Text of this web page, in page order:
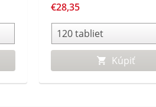
€28,35
Kúpiť